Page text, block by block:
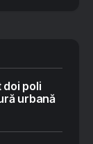
doi poli
urbană